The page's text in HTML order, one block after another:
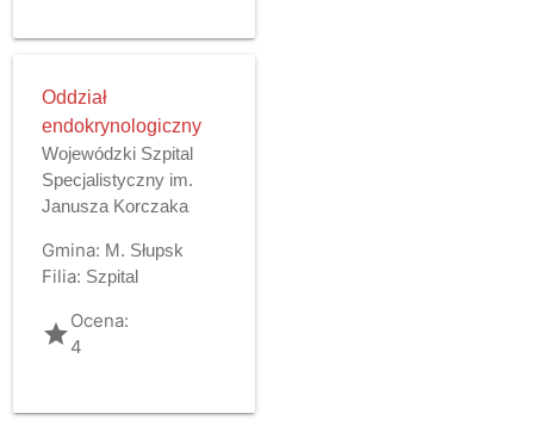
Oddział
endokrynologiczny
Wojewódzki Szpital
Specjalistyczny im.
Janusza Korczaka
Gmina: M. Słupsk
Filia: Szpital
gradeOcena:
4